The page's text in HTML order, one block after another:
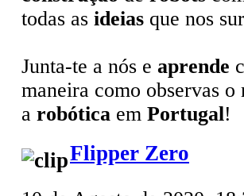
todas as ideias que nos
Junta-te a nós e aprende
maneira como observas
a robótica em Portugal!
Flipper Zero